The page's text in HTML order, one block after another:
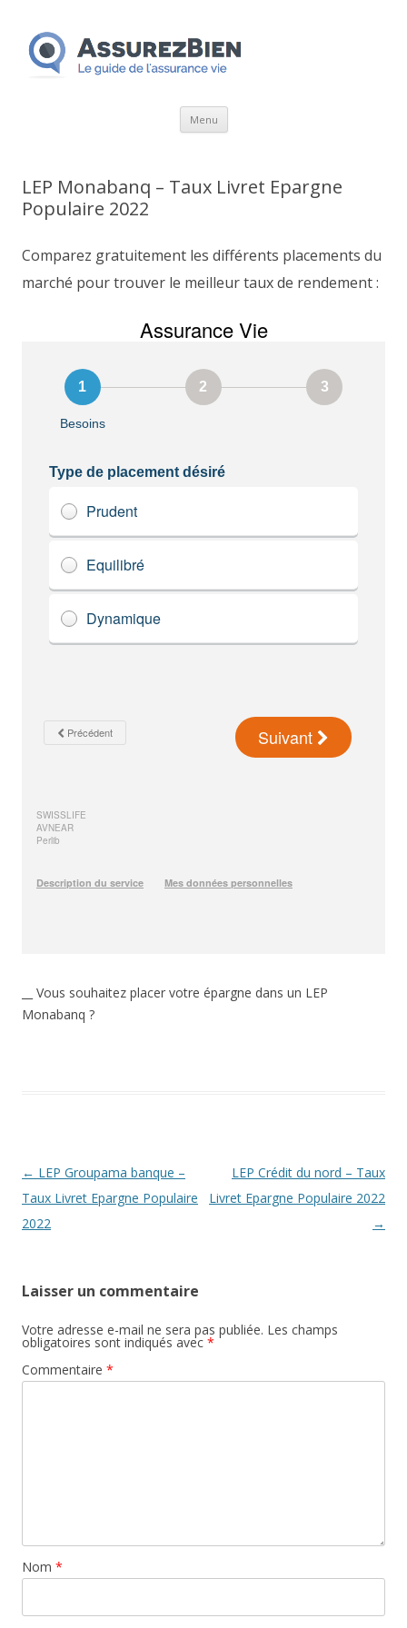
Menu Aller
LEP Monabanq – Taux Livret Epargne
Populaire 2022
Comparez gratuitement les différents placements du
marché pour trouver le meilleur taux de rendement :
__ Vous souhaitez placer votre épargne dans un LEP
Monabanq ?
Navigation
des
articles
← LEP Groupama banque –
Taux Livret Epargne Populaire
2022
LEP Crédit du nord – Taux
Livret Epargne Populaire 2022
→
Laisser un commentaire
Votre adresse e-mail ne sera pas publiée. Les champs
obligatoires sont indiqués avec *
Commentaire *
Nom *